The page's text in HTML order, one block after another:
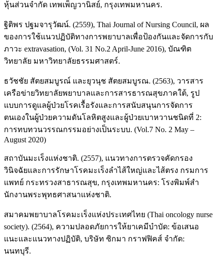
หุ้นส่วนจำกัด เทพเพ็ญวานิสย์, กรุงเทพมหานคร.
ฐิติพร ปฐมจารุวัฒน์. (2559), Thai Journal of Nursing Council, ผล
ของการใช้แนวปฏิบัติทางการพยาบาลเพื่อป้องกันและจัดการกับ
ภาวะ extravasation, (Vol. 31 No.2 April-June 2016), บัณฑิต
วิทยาลัย มหาวิทยาลัยธรรมศาสตร์.
ธวัชชัย สัตยสมบูรณ์ และยุวนุช สัตยสมบูรณ. (2563), วารสาร
เครือข่ายวิทยาลัยพยาบาลและการสารธารณสุขภาคใต้, รูป
แบบการดูแลผู้ป่วยโรคเรื้อรังและการสนับสนุนการจัดการ
ตนเองในผู้ป่วยความดันโลหิตสูงและผู้ป่วยเบาหวานชนิดที่ 2:
การทบทวนวรรณกรรมอย่างเป็นระบบ. (Vol.7 No. 2 May –
August 2020)
สถาบันมะเร็งแห่งชาติ. (2557), แนวทางการตรวจคัดกรอง
วินิจฉัยและการรักษาโรคมะเร็งลําไส้ใหญ่และไส้ตรง กรมการ
แพทย์ กระทรวงสาธารณสุข, กรุงเทพมหานคร: โรงพิมพ์สํา
นักงานพระพุทธศาสนาแห่งชาติ.
สมาคมพยาบาลโรคมะเร็งแห่งประเทศไทย (Thai oncology nurse
society). (2564), ความปลอดภัยการให้ยาเคมีบำบัด: ข้อเสนอ
แนะและแนวทางปฏิบัติ, บริษัท ซิกมา กราฟฟิคส์ จำกัด:
นนทบุรี.